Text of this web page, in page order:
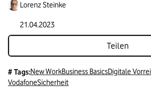
Lorenz Steinke
21.04.2023
Teilen
# Tags:New WorkBusiness BasicsDigitale
VodafoneSicherheit